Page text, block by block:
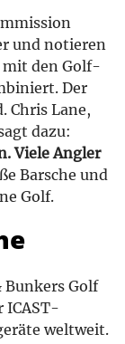
und notieren
mit den Golf-
Der
Chris Lane,
dazu:
Viele Angler
Barsche und
Golf.
Bunkers Golf
ICAST-
weltweit.